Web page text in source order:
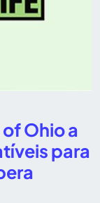
Ohio a
para